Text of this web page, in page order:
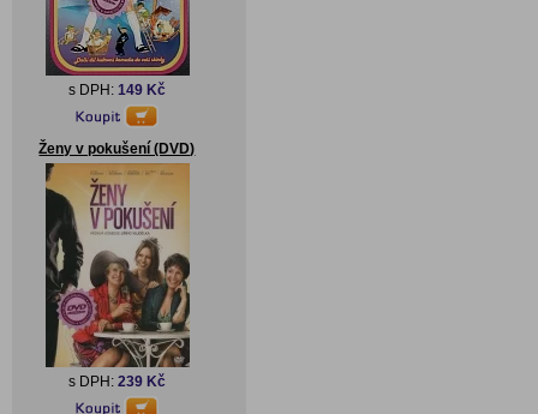
s DPH: 149 Kč
Ženy v pokušení (DVD)
s DPH: 239 Kč